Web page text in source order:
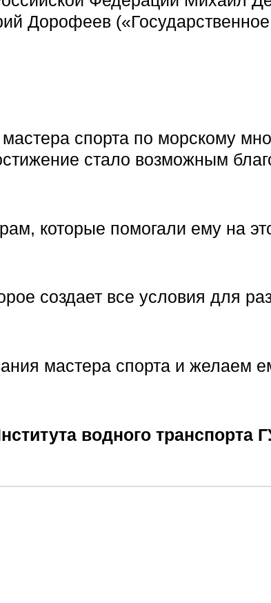
Дорофеев
спорта по морскому
стало возможным
которые помогали ему на
создает все условия для
мастера спорта и желаем
водного